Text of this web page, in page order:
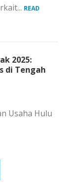
READ
2025:
di Tengah
Usaha Hulu